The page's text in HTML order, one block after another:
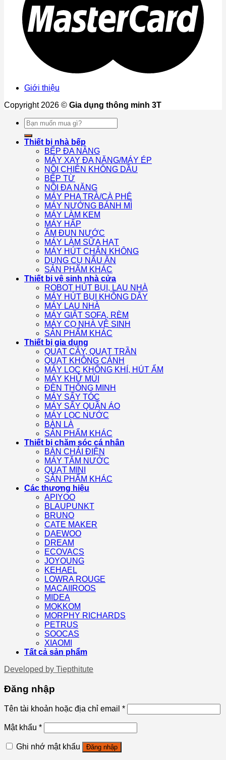
Giới thiệu
Copyright 2026 © Gia dụng thông minh 3T
Tìm
kiếm:
Thiết bị nhà bếp
BẾP ĐA NĂNG
MÁY XAY ĐA NĂNG/MÁY ÉP
NỒI CHIÊN KHÔNG DẦU
BẾP TỪ
NỒI ĐA NĂNG
MÁY PHA TRÀ/CÀ PHÊ
MÁY NƯỚNG BÁNH MÌ
MÁY LÀM KEM
MÁY HẤP
ẤM ĐUN NƯỚC
MÁY LÀM SỮA HẠT
MÁY HÚT CHÂN KHÔNG
DỤNG CỤ NẤU ĂN
SẢN PHẨM KHÁC
Thiết bị vệ sinh nhà cửa
ROBOT HÚT BỤI, LAU NHÀ
MÁY HÚT BỤI KHÔNG DÂY
MÁY LAU NHÀ
MÁY GIẶT SOFA, RÈM
MÁY CỌ NHÀ VỆ SINH
SẢN PHẨM KHÁC
Thiết bị gia dụng
QUẠT CÂY, QUẠT TRẦN
QUẠT KHÔNG CÁNH
MÁY LỌC KHÔNG KHÍ, HÚT ẨM
MÁY KHỬ MÙI
ĐÈN THÔNG MINH
MÁY SẤY TÓC
MÁY SẤY QUẦN ÁO
MÁY LỌC NƯỚC
BÀN LÀ
SẢN PHẨM KHÁC
Thiết bị chăm sóc cá nhân
BÀN CHẢI ĐIỆN
MÁY TĂM NƯỚC
QUẠT MINI
SẢN PHẨM KHÁC
Các thương hiệu
APIYOO
BLAUPUNKT
BRUNO
CATE MAKER
DAEWOO
DREAM
ECOVACS
JOYOUNG
KEHAEL
LOWRA ROUGE
MACAIIROOS
MIDEA
MOKKOM
MORPHY RICHARDS
PETRUS
SOOCAS
XIAOMI
Tất cả sản phẩm
Developed by Tiepthitute
Đăng nhập
Tên tài khoản hoặc địa chỉ email *
Mật khẩu *
Ghi nhớ mật khẩu Đăng nhập